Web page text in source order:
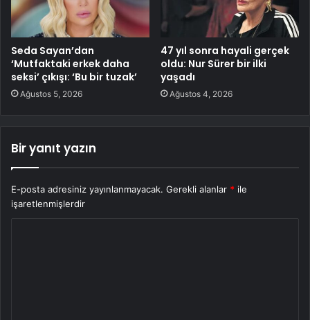
Seda Sayan’dan
‘Mutfaktaki erkek daha
seksi’ çıkışı: ‘Bu bir tuzak’
Ağustos 5, 2026
47 yıl sonra hayali gerçek
oldu: Nur Sürer bir ilki
yaşadı
Ağustos 4, 2026
Bir yanıt yazın
E-posta adresiniz yayınlanmayacak. Gerekli alanlar * ile
işaretlenmişlerdir